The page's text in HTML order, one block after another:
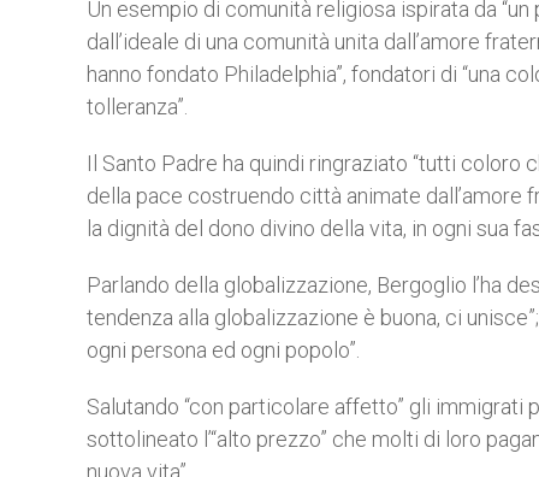
Un esempio di comunità religiosa ispirata da
dall’ideale di una comunità unita dall’amore
hanno fondato Philadelphia”, fondatori di “una
tolleranza”.
Il Santo Padre ha quindi ringraziato “tutti coloro
della pace costruendo città animate dall’amore
la dignità del dono divino della vita, in ogni sua
Parlando della globalizzazione, Bergoglio l’ha
tendenza alla globalizzazione è buona, ci
ogni persona ed ogni popolo”.
Salutando “con particolare affetto” gli
sottolineato l’“alto prezzo” che molti di loro
nuova vita”.